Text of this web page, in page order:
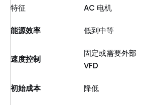
特征 AC 电机
能源效率 低到中等
速度控制
固定或需要外部
VFD
初始成本 降低